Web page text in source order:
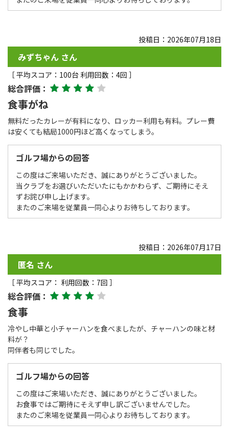
みずちゃん さん
［ 平均スコア：100台 利用回数：4回 ］
投稿日：2026年07月18日
総合評価：
食事がね
無料だったカレーが有料になり、ロッカー利用も有料。プレー費
は安くても結局1000円ほど高くなってしまう。
ゴルフ場からの回答
この度はご来場いただき、誠にありがとうございました。
当クラブをお選びいただいたにもかかわらず、ご期待にそえ
ずお詫び申し上げます。
またのご来場を従業員一同心よりお待ちしております。
匿名 さん
［ 平均スコア： 利用回数：7回 ］
投稿日：2026年07月17日
総合評価：
食事
冷やし中華と小チャーハンを食べましたが、チャーハンの味と材
料が？
同伴者も同じでした。
ゴルフ場からの回答
この度はご来場いただき、誠にありがとうございました。
お食事ではご期待にそえず申し訳ございませんでした。
またのご来場を従業員一同心よりお待ちしております。